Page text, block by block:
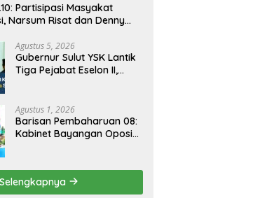
Partisipasi Masyakat
Narsum Risat dan Denny
Agustus 5, 2026
Gubernur Sulut YSK Lantik
Tiga Pejabat Eselon II,
Agustus 1, 2026
Barisan Pembaharuan 08:
Kabinet Bayangan Oposisi
Asta Cita Prabowo-Gibran
Selengkapnya